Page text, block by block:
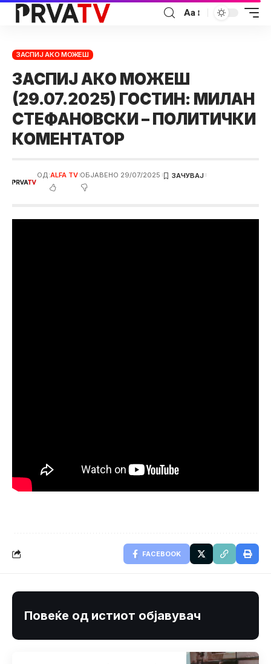
Аа
ЗАСПИЈ АКО МОЖЕШ
ЗАСПИЈ АКО МОЖЕШ
(29.07.2025) ГОСТИН: МИЛАН
СТЕФАНОВСКИ – ПОЛИТИЧКИ
КОМЕНТАТОР
ОД:ALFA TV ОБЈАВЕНО 29/07/2025
FACEBOOK
Повеќе од истиот објавувач